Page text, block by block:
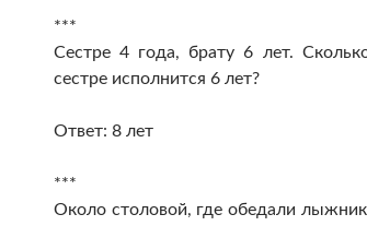
***
Сестре 4 года, брату 6 лет.
сестре исполнится 6 лет?
Ответ: 8 лет
***
Около столовой, где обедали